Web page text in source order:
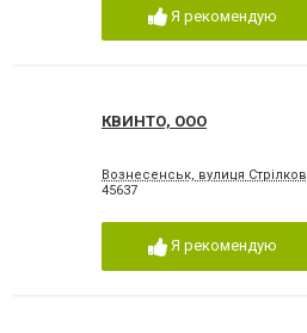
Я рекомендую
КВИНТО, ООО
Вознесенськ, вулиця
45637
Я рекомендую